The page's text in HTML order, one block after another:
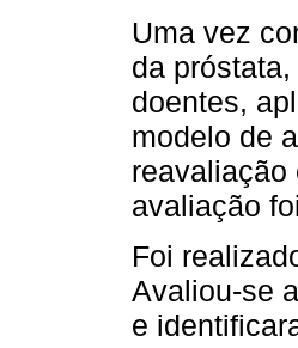
Uma vez
da
doentes,
modelo de
reavaliação
avaliação
Foi
Avaliou-se
e